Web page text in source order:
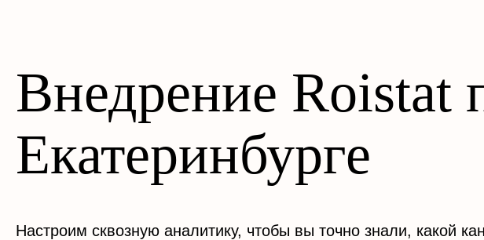
Внедрение Roistat
Екатеринбурге
Настроим сквозную аналитику, чтобы вы точно знали, какой